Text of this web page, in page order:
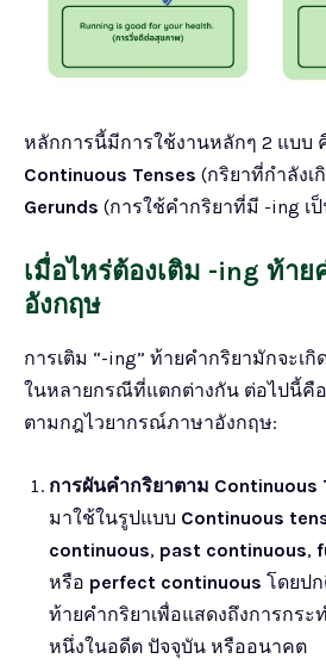
หลักการนี้มีการใช้งานหลักๆ 2 แบบ
Continuous Tenses (กริยาที่กำลัง
Gerunds (การใช้คำกริยาที่มี -ing เ
เมื่อไหร่ต้องเติม -ing ท้า
อังกฤษ
การเติม “-ing” ท้ายคำกริยามักจะเ
ในหลายกรณีที่แตกต่างกัน ต่อไปนี้คื
ตามกฎไวยากรณ์ภาษาอังกฤษ:
การผันคำกริยาตาม Continuous
มาใช้ในรูปแบบ Continuous
continuous, past continuous,
หรือ perfect continuous โดยปก
ท้ายคำกริยาเพื่อแสดงถึงการกระ
หนึ่งในอดีต ปัจจุบัน หรืออนาคต